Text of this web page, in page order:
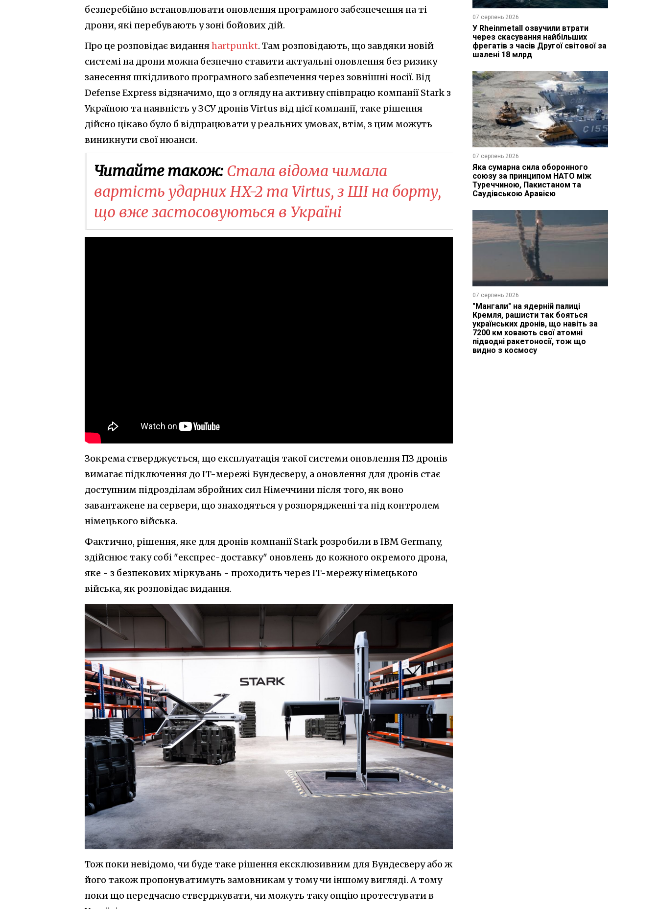
безперебійно встановлювати оновлення програмного забезпечення на ті
дрони, які перебувають у зоні бойових дій.
Про це розповідає виданняhartpunkt. Там розповідають, що завдяки новій
системі на дрони можна безпечно ставити актуальні оновлення без ризику
занесення шкідливого програмного забезпечення через зовнішні носії. Від
Defense Express відзначимо, що з огляду на активну співпрацю компанії Stark з
Україною та наявність у ЗСУ дронів Virtus від цієї компанії, таке рішення
дійсно цікаво було б відпрацювати у реальних умовах, втім, з цим можуть
виникнути свої нюанси.
Читайте також: Стала відома чимала
вартість ударних HX-2 та Virtus, з ШІ на борту,
що вже застосовуються в Україні
Зокрема стверджується, що експлуатація такої системи оновлення ПЗ дронів
вимагає підключення до IT-мережі Бундесверу, а оновлення для дронів стає
доступним підрозділам збройних сил Німеччини після того, як воно
завантажене на сервери, що знаходяться у розпорядженні та під контролем
німецького війська.
Фактично, рішення, яке для дронів компанії Stark розробили в IBM Germany,
здійснює таку собі "експрес-доставку" оновлень до кожного окремого дрона,
яке - з безпекових міркувань - проходить через IT-мережу німецького
війська, як розповідає видання.
Тож поки невідомо, чи буде таке рішення ексклюзивним для Бундесверу або ж
його також пропонуватимуть замовникам у тому чи іншому вигляді. А тому
поки що передчасно стверджувати, чи можуть таку опцію протестувати в
07 серпень 2026
У Rheinmetall озвучили втрати
через скасування найбільших
фрегатів з часів Другої світової за
шалені 18 млрд
07 серпень 2026
Яка сумарна сила оборонного
союзу за принципом НАТО між
Туреччиною, Пакистаном та
Саудівською Аравією
07 серпень 2026
"Мангали" на ядерній палиці
Кремля, рашисти так бояться
українських дронів, що навіть за
7200 км ховають свої атомні
підводні ракетоносії, тож що
видно з космосу